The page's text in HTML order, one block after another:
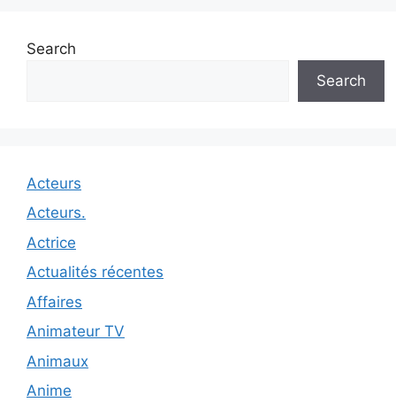
Search
Search
Acteurs
Acteurs.
Actrice
Actualités récentes
Affaires
Animateur TV
Animaux
Anime